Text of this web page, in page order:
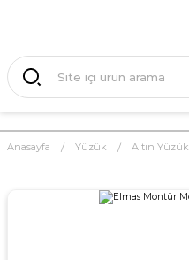
Anasayfa Yüzük Altın Yüzük